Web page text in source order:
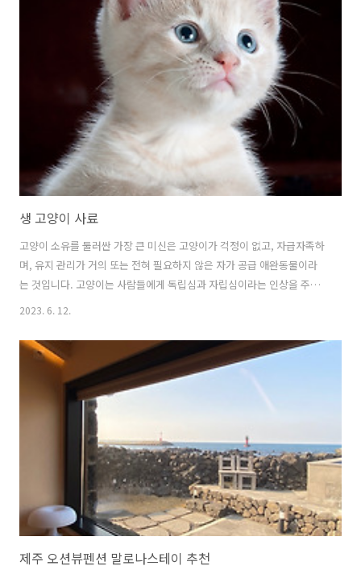
완벽한 남자가 되려고 하지 마세요. 이 순간부터 당신의 약점은 더 이상
존재하지 않습니다. 좋은 사람만이 자신의 약점을 보완하는 데 집중하고
당신도 그들 중 하나가 되려고 해서는 안 됩니다. 나쁜 남자가 될 수 있는
방법과 오늘 원하는 여자를 끌어들이는 방법을 알아보려면 계속 읽어보
생 고양이 사료
고양이 소유를 둘러싼 가장 큰 미신은 고양이가 걱정이 없고, 자급자족하
며, 유지 관리가 거의 또는 전혀 필요하지 않은 자가 공급 애완동물이라
는 것입니다. 고양이는 사람들에게 독립심과 자립심이라는 인상을 주는
것과 동일한 세부 사항에 대한 주의를 필요로 하며 경우에 따라 조금 더
주의를 기울일 수도 있다는 것입니다. 이것은 생 고양이 사료가 고양이
병동을 위한 통조림 사료 또는 사료보다 더 나은지에 대한 논란을 조사할
때 특히 그렇습니다. 요즘 우리나라를 돌아보면 너무 많은 사람들이 과체
중이 된 후 비만으로 인한 결과적인 고통과 건강에 해로운 영향을 처리해
2023. 6. 12.
제주 오션뷰펜션 말로나스테이 추천